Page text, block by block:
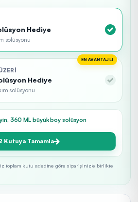
Hediye
solüsyonu
EN AVANTAJLI
Hediye
solüsyonu
360 ML büyük boy solüsyon
Kutuya Tamamla
toplam kutu adedine göre siparişinizle birlikte